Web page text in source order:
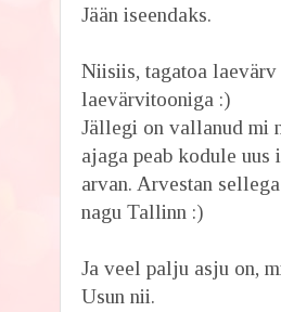
Jään iseendaks.
Niisiis, tagatoa
laevärvitooniga :)
Jällegi on vallanud mi
ajaga peab kodule
arvan. Arvestan
nagu Tallinn :)
Ja veel palju asju on,
Usun nii.